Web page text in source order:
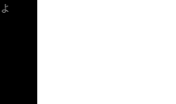
よ